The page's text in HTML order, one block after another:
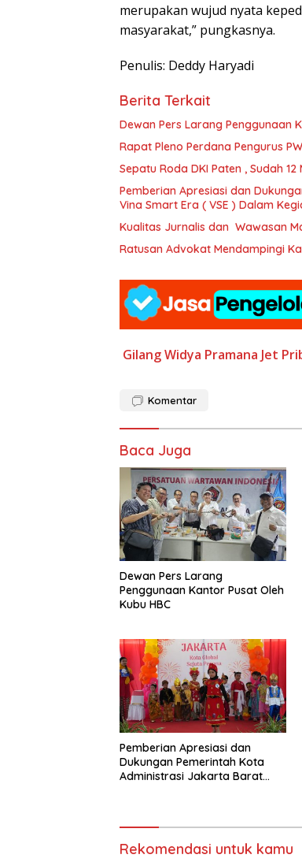
merupakan wujud nyata
masyarakat,” pungkasnya.
Penulis: Deddy Haryadi
Berita Terkait
Dewan Pers Larang Penggunaan
Rapat Pleno Perdana Pengurus
Sepatu Roda DKI Paten , Sudah
Pemberian Apresiasi dan
Vina Smart Era ( VSE ) Dalam
Kualitas Jurnalis dan Wawasan
Ratusan Advokat Mendampingi
Gilang Widya Pramana Jet
Komentar
Baca Juga
Dewan Pers Larang
Penggunaan Kantor Pusat Oleh
Kubu HBC
Pemberian Apresiasi dan
Dukungan Pemerintah Kota
Administrasi Jakarta Barat
dan Anak ( SAPA )
Rekomendasi untuk kamu